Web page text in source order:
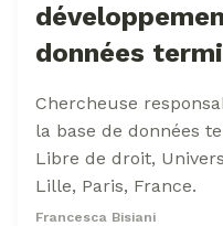
données
Chercheuse
la base de données
Libre de droit,
Lille, Paris, France.
Francesca Bisiani